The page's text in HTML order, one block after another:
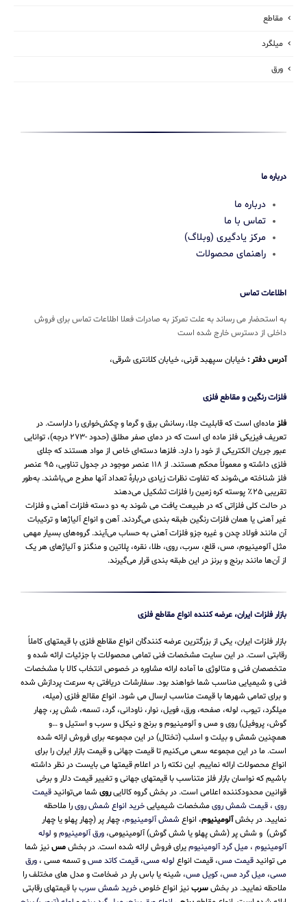
مقاطع
میلگرد
ورق
درباره ما
درباره ما
تماس با ما
مرکز یادگیری (وبلاگ)
راهنمای محصولات
اطلاعات تماس
به استحضار می رساند به علت تمرکز به صادرات فعلا اطلاعات تماس برای فروش
داخلی از دسترس خارج شده است
آدرس دفتر : خیابان سپهبد قرنی، خیابان کلانتری شرقی،
فلزات رنگین و مقاطع فلزی
فلزماده‌ای است که قابلیت جلا، رسانش برق و گرما و چکش‌خواری را داراست. در
تعریف فیزیکی فلز ماده ای است که در دمای صفر مطلق (حدود -۲۷۳ درجه)، توانایی
عبور جریان الکتریکی از خود را دارد. فلزها دسته‌ای خاص از مواد هستند که جلای
فلزی داشته و معمولاً محکم هستند. از ۱۱۸ عنصر موجود در جدول تناوبی، ۹۵ عنصر
فلز شناخته می‌شوند که تفاوت نظرات زیادی دربارهٔ تعداد آنها مطرح می‌باشند. به‌طور
تقریبی ۲۵٪ پوسته کره زمین را فلزات تشکیل می‌دهند
در حالت کلی فلزاتی که در طبیعت یافت می شوند به دو دسته فلزات آهنی و فلزات
غیر آهنی یا همان فلزات رنگین طبقه بندی می‌گردند. آهن و انواع آلیاژها و ترکیبات
آن مانند فولاد چدن و غیره جزو فلزات آهنی به حساب می‌‌آیند. گروه‌های بسیار مهمی
مثل آلومینیوم، مس، قلع، سرب، روی، طلا، نقره، پلاتین و منگنز و آلیاژهای هر یک
از آن‌ها مانند برنج و برنز در این طبقه‌ بندی قرار می‌‌گیرند.
بازار فلزات ایران، عرضه کننده انواع مقاطع فلزی
بازار فلزات ایران، یکی از بزرگترین عرضه کنندگان انواع مقاطع فلزی با قیمتهای کاملاً
رقابتی است. در این سایت مشخصات فنی تمامی محصولات با جزئیات ارائه شده و
متخصصان فنی و متالوژی ما آماده ارائه مشاوره در خصوص انتخاب کالا با مشخصات
فنی و شیمیایی مناسب شما خواهند بود. سفارشات دریافتی به سرعت پردازش شده
و برای تمامی شهرها با قیمت مناسب ارسال می شود. انواع مقالع فلزی (میله،
میلگرد، تیوب، لوله، صفحه، ورق، فویل، نوار، ناودانی، گرد، تسمه، شش پر، چهار
گوش، پروفیل) روی و مس و آلومینیوم و برنج و نیکل و سرب و استیل و …و
همچنین شمش و بیلت و اسلب (تختال) در این مجموعه برای فروش ارائه شده
است. ما در این مجموعه سعی می‌کنیم تا قیمت جهانی و قیمت بازار ایران را برای
انواع محصولات ارائه نماییم. این نکته را در اعلام قیمتها می بایست در نظر داشته
باشیم که نواسان بازار فلز متناسب با قیمتهای جهانی و تغییر قیمت دلار و برخی
قوانین محدودکننده اعلامی است. در بخش گروه کالاییروی شما می‌توانیدقیمت
روی ، قیمت شمش رویمشخصات شیمیاییخرید انواع شمش رویرا ملاحظه
نمایید. در بخشآلومینیوم، انواع شمش آلومینیوم، چهار پر (چهار پهلو یا چهار
گوش) و شش پر (شش پهلو یا شش گوش) آلومینیومی، ورق آلومینیومو لوله
آلومینیوم ، میل گرد آلومینیومیرای فروش ارائه شده است. در بخشمسنیز شما
می توانیدقیمت مس، قیمت انواع لوله مسی، قیمت کاتد مسو تسمه مسی ، ورق
مسی، میل گرد مس، کویل مس، شینه یا باس بار در ضخامت و مدل های مختلف را
ملاحظه نمایید. در بخشسربنیز انواع خلوصخرید شمش سرببا قیمتهای رقابتی